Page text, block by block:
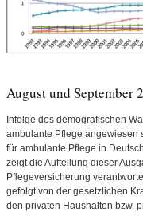
August und September
Infolge des demografischen
ambulante Pflege angewiesen
für ambulante Pflege in
zeigt die Aufteilung dieser
Pflegeversicherung
gefolgt von der gesetzlichen
den privaten Haushalten bzw.